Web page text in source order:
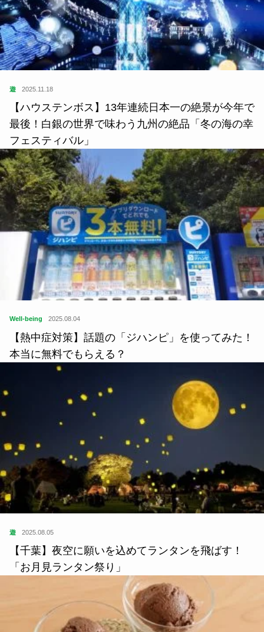
遊 2025.11.18
【ハウステンボス】13年連続日本一の絶景が今年で
最後！白銀の世界で味わう九州の絶品「冬の海の幸
フェスティバル」
Well-being 2025.08.04
【熱中症対策】話題の「ジハンピ」を使ってみた！
本当に無料でもらえる？
遊 2025.08.05
【千葉】夜空に願いを込めてランタンを飛ばす！
「お月見ランタン祭り」